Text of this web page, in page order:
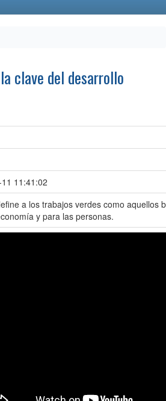
clave del desarrollo
11:41:02
a los trabajos verdes como aquellos
y para las personas.